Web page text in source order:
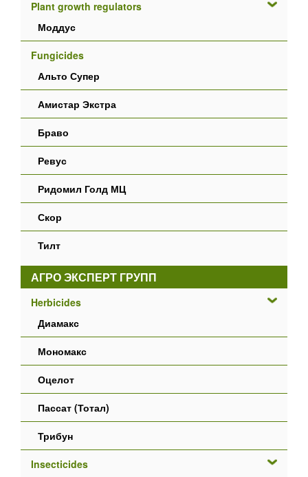
Plant growth regulators
Моддус
Fungicides
Альто Супер
Амистар Экстра
Браво
Ревус
Ридомил Голд МЦ
Скор
Тилт
АГРО ЭКСПЕРТ ГРУПП
Herbicides
Диамакс
Мономакс
Оцелот
Пассат (Тотал)
Трибун
Insecticides